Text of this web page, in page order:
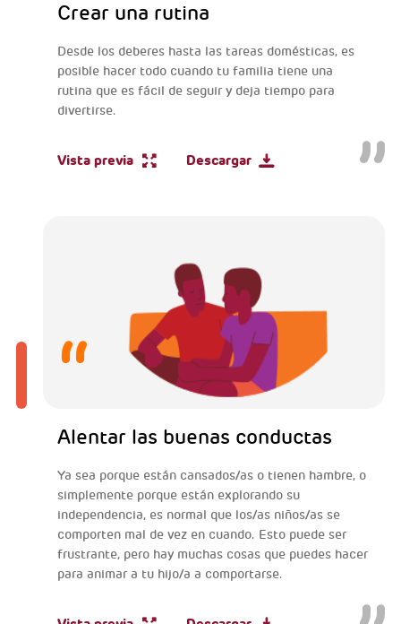
Crear una rutina
Desde los deberes hasta las tareas domésticas, es
posible hacer todo cuando tu familia tiene una
rutina que es fácil de seguir y deja tiempo para
divertirse.
Vista previa Descargar
Alentar las buenas conductas
Ya sea porque están cansados/as o tienen hambre, o
simplemente porque están explorando su
independencia, es normal que los/as niños/as se
comporten mal de vez en cuando. Esto puede ser
frustrante, pero hay muchas cosas que puedes hacer
para animar a tu hijo/a a comportarse.